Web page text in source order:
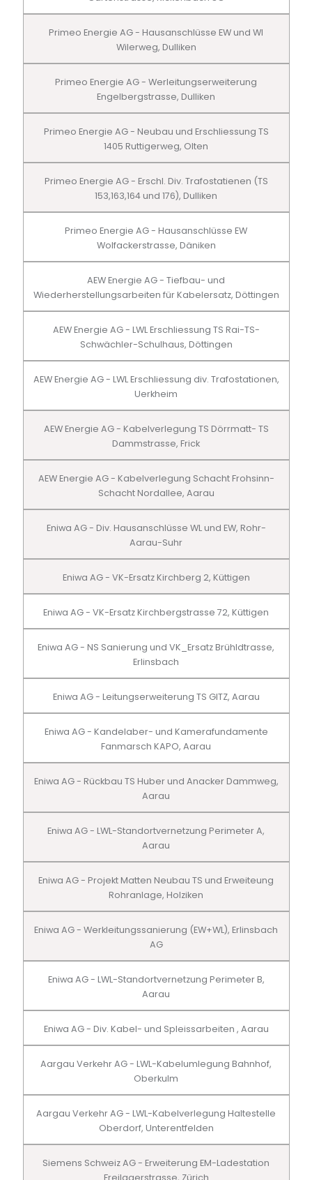
Primeo Energie AG - Hausanschlüsse EW und Wl
Wilerweg, Dulliken
Primeo Energie AG - Werleitungserweiterung
Engelbergstrasse, Dulliken
Primeo Energie AG - Neubau und Erschliessung TS
1405 Ruttigerweg, Olten
Primeo Energie AG - Erschl. Div. Trafostatienen (TS
153,163,164 und 176), Dulliken
Primeo Energie AG - Hausanschlüsse EW
Wolfackerstrasse, Däniken
AEW Energie AG - Tiefbau- und
Wiederherstellungsarbeiten für Kabelersatz, Döttingen
AEW Energie AG - LWL Erschliessung TS Rai-TS-
Schwächler-Schulhaus, Döttingen
AEW Energie AG - LWL Erschliessung div. Trafostationen,
Uerkheim
AEW Energie AG - Kabelverlegung TS Dörrmatt- TS
Dammstrasse, Frick
AEW Energie AG - Kabelverlegung Schacht Frohsinn-
Schacht Nordallee, Aarau
Eniwa AG - Div. Hausanschlüsse WL und EW, Rohr-
Aarau-Suhr
Eniwa AG - VK-Ersatz Kirchberg 2, Küttigen
Eniwa AG - VK-Ersatz Kirchbergstrasse 72, Küttigen
Eniwa AG - NS Sanierung und VK_Ersatz Brühldtrasse,
Erlinsbach
Eniwa AG - Leitungserweiterung TS GITZ, Aarau
Eniwa AG - Kandelaber- und Kamerafundamente
Fanmarsch KAPO, Aarau
Eniwa AG - Rückbau TS Huber und Anacker Dammweg,
Aarau
Eniwa AG - LWL-Standortvernetzung Perimeter A,
Aarau
Eniwa AG - Projekt Matten Neubau TS und Erweiteung
Rohranlage, Holziken
Eniwa AG - Werkleitungssanierung (EW+WL), Erlinsbach
AG
Eniwa AG - LWL-Standortvernetzung Perimeter B,
Aarau
Eniwa AG - Div. Kabel- und Spleissarbeiten , Aarau
Aargau Verkehr AG - LWL-Kabelumlegung Bahnhof,
Oberkulm
Aargau Verkehr AG - LWL-Kabelverlegung Haltestelle
Oberdorf, Unterentfelden
Siemens Schweiz AG - Erweiterung EM-Ladestation
Freilagerstrasse, Zürich